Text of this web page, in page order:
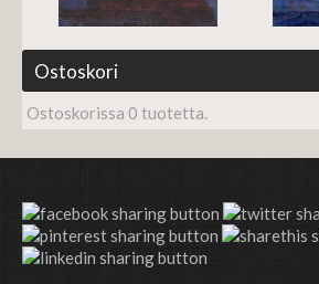
Ostoskori
Ostoskorissa 0 tuotetta.